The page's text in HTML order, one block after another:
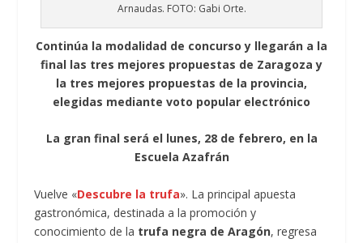
Arnaudas. FOTO: Gabi Orte.
Continúa la modalidad de concurso y llegarán a la
final las tres mejores propuestas de Zaragoza y
la tres mejores propuestas de la provincia,
elegidas mediante voto popular electrónico
La gran final será el lunes, 28 de febrero, en la
Escuela Azafrán
Vuelve «Descubre la trufa». La principal apuesta
gastronómica, destinada a la promoción y
conocimiento de la trufa negra de Aragón, regresa